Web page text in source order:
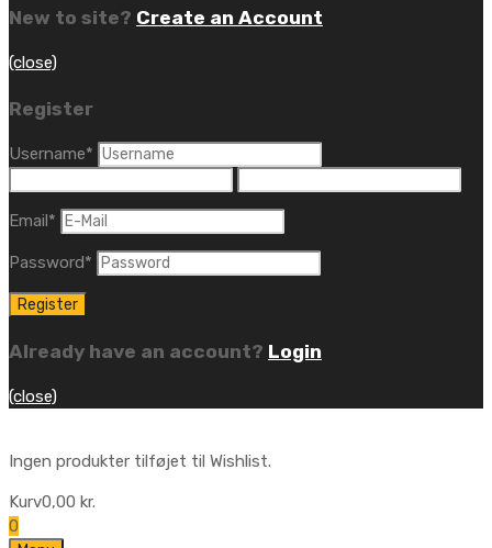
New to site? Create an Account
(close)
Register
Username*
Email*
Password*
Already have an account? Login
(close)
Ingen produkter tilføjet til Wishlist.
Kurv0,00 kr.
0